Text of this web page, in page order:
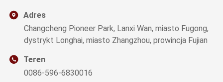
Adres
Changcheng Pioneer Park, Lanxi Wan, miasto Fugong,
dystrykt Longhai, miasto Zhangzhou, prowincja Fujian
Teren
0086-596-6830016